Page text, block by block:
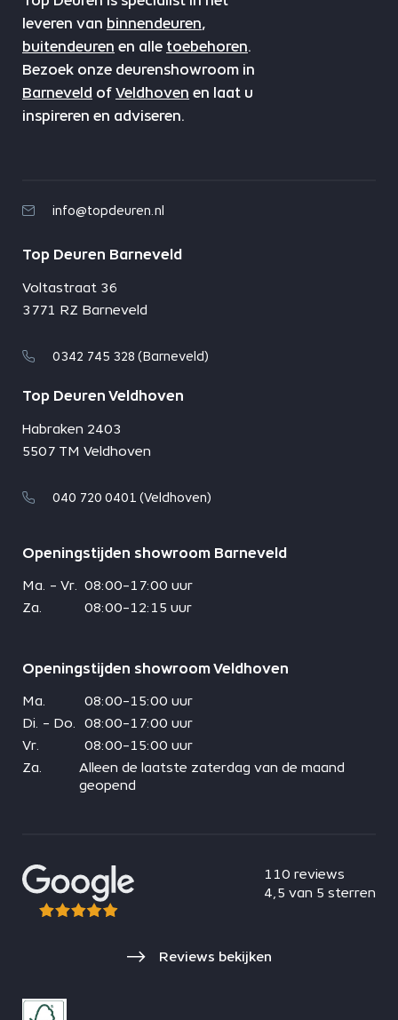
leveren van binnendeuren,
buitendeuren en alle toebehoren.
Bezoek onze deurenshowroom in
Barneveld of Veldhoven en laat u
inspireren en adviseren.
info@topdeuren.nl
Top Deuren Barneveld
Voltastraat 36
3771 RZ Barneveld
0342 745 328 (Barneveld)
Top Deuren Veldhoven
Habraken 2403
5507 TM Veldhoven
040 720 0401 (Veldhoven)
Openingstijden showroom Barneveld
Ma. - Vr. 08:00-17:00 uur
Za.
08:00-12:15 uur
Openingstijden showroom Veldhoven
Ma.
08:00-15:00 uur
Di. - Do.
08:00-17:00 uur
Vr.
08:00-15:00 uur
Za.
Alleen de laatste zaterdag van de maand
geopend
110 reviews
4,5 van 5 sterren
Reviews bekijken